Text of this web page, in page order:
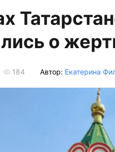
о
184 Автор: Екатерина